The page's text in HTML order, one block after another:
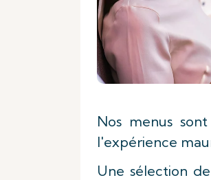
Nos menus
l'expérience
Une sélection